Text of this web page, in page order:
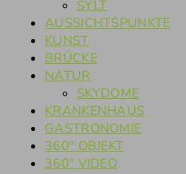
SYLT
AUSSICHTSPUNKTE
KUNST
BRÜCKE
NATUR
SKYDOME
KRANKENHAUS
GASTRONOMIE
360° OBJEKT
360° VIDEO